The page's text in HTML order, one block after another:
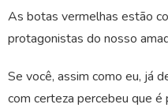
As botas vermelhas estão
protagonistas do nosso
Se você, assim como eu, já
com certeza percebeu que é